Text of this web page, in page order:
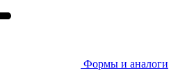
Формы и аналоги